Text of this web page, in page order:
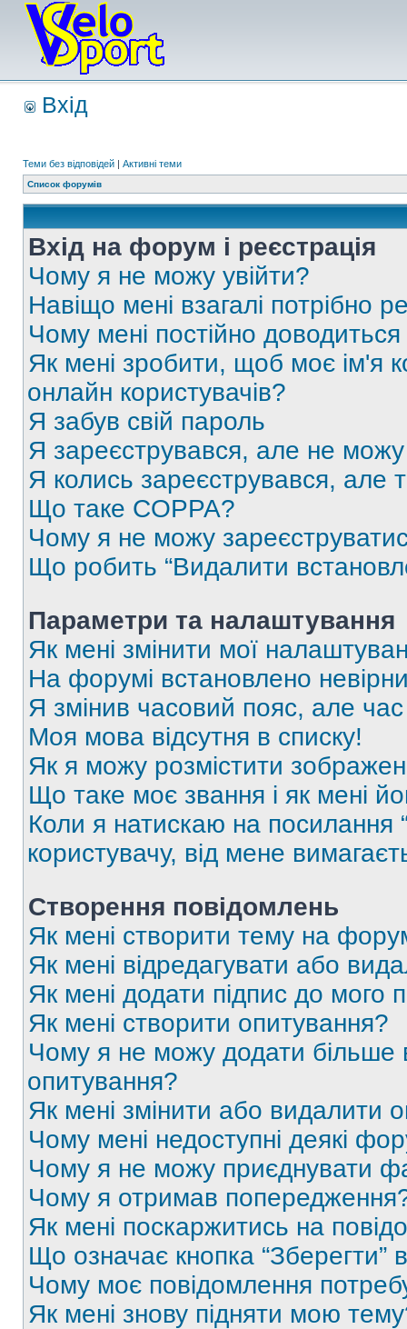
Вхід
Теми без відповідей | Активні теми
Список форумів
Вхід на форум і реєстрація
Чому я не можу увійти?
Навіщо мені взагалі потрібно
Чому мені постійно
Як мені зробити, щоб моє ім'я
онлайн користувачів?
Я забув свій пароль
Я зареєструвався, але не
Я колись зареєструвався,
Що таке COPPA?
Чому я не можу
Що робить “Видалити
Параметри та налаштування
Як мені змінити мої
На форумі встановлено
Я змінив часовий пояс, але
Моя мова відсутня в списку!
Як я можу розмістити
Що таке моє звання і як мені
Коли я натискаю на посилання
користувачу, від мене
Створення повідомлень
Як мені створити тему на
Як мені відредагувати або
Як мені додати підпис до мого
Як мені створити опитування?
Чому я не можу додати більше
опитування?
Як мені змінити або видалити
Чому мені недоступні деякі
Чому я не можу приєднувати
Чому я отримав
Як мені поскаржитись на
Що означає кнопка
Чому моє повідомлення
Як мені знову підняти мою